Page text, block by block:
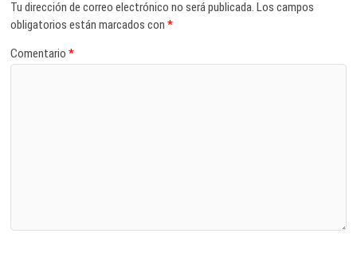
Tu dirección de correo electrónico no será publicada. Los campos
obligatorios están marcados con*
Comentario*